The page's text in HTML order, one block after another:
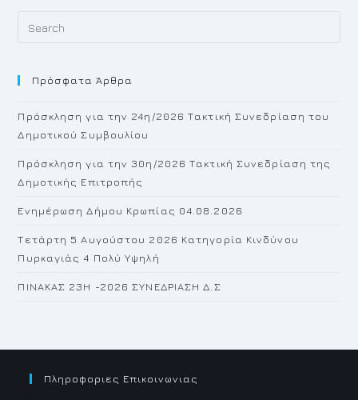
Πρόσφατα Άρθρα
Πρόσκληση για την 24η/2026 Τακτική Συνεδρίαση του
Δημοτικού Συμβουλίου
Πρόσκληση για την 30η/2026 Τακτική Συνεδρίαση της
Δημοτικής Επιτροπής
Ενημέρωση Δήμου Κρωπίας 04.08.2026
Τετάρτη 5 Αυγούστου 2026 Κατηγορία Κινδύνου
Πυρκαγιάς 4 Πολύ Υψηλή
ΠΙΝΑΚΑΣ 23H -2026 ΣΥΝΕΔΡΙΑΣΗ Δ.Σ
Πληροφοριες Επικοινωνιας